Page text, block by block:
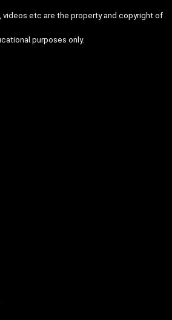
videos etc are the property and copyright of
purposes only.